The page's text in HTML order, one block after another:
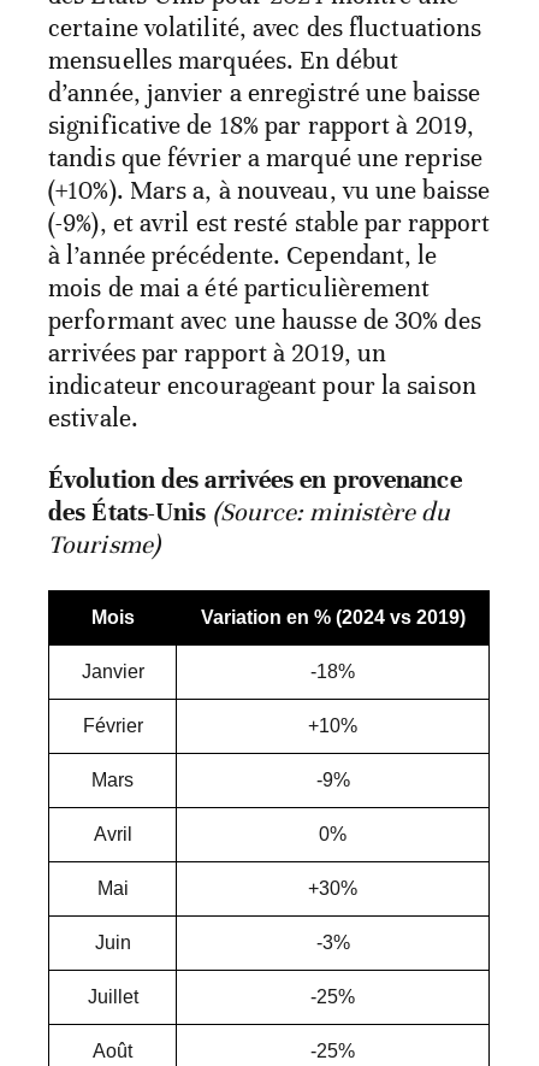
certaine volatilité, avec des fluctuations
mensuelles marquées. En début
d’année, janvier a enregistré une baisse
significative de 18% par rapport à 2019,
tandis que février a marqué une reprise
(+10%). Mars a, à nouveau, vu une baisse
(-9%), et avril est resté stable par rapport
à l’année précédente. Cependant, le
mois de mai a été particulièrement
performant avec une hausse de 30% des
arrivées par rapport à 2019, un
indicateur encourageant pour la saison
estivale.
Évolution des arrivées en provenance
des États-Unis (Source: ministère du
Tourisme)
Mois Variation en % (2024 vs 2019)
Janvier -18%
Février +10%
Mars -9%
Avril 0%
Mai +30%
Juin -3%
Juillet -25%
Août -25%